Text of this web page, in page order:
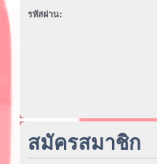
รหัสผ่าน:
สมัครสมาชิก